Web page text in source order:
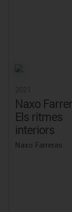
Naxo
Els ritmes
interiors
Naxo Farreras